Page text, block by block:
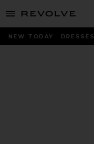
menu - shows more content
NEW TODAY DRESSES